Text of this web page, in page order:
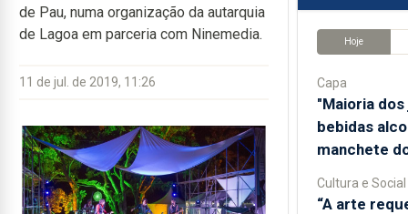
de Pau, numa organização da autarquia
de Lagoa em parceria com Ninemedia.
11 de jul. de 2019, 11:26
Hoje
Capa
"Maioria
bebidas
manchete
Cultura e Social
“A arte